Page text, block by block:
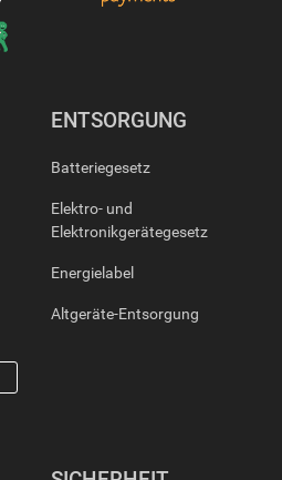
ENTSORGUNG
Batteriegesetz
Elektro- und
Elektronikgerätegesetz
Energielabel
Altgeräte-Entsorgung